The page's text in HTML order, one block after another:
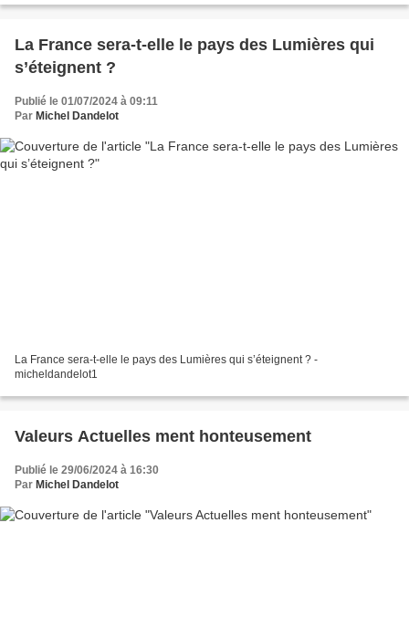
La France sera-t-elle le pays des Lumières qui
s’éteignent ?
Publié le 01/07/2024 à 09:11
Par Michel Dandelot
La France sera-t-elle le pays des Lumières qui s’éteignent ? -
micheldandelot1
Valeurs Actuelles ment honteusement
Publié le 29/06/2024 à 16:30
Par Michel Dandelot